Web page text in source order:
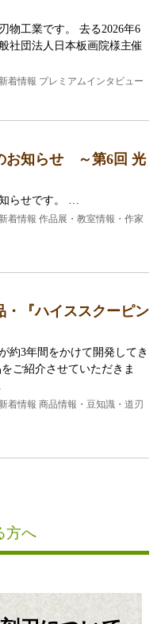
物工業です。 去る2026年6
社団法人日本板画院様主催
新着情報 プレミアムインタビュー
お知らせ ～第6回 光
らせです。 …
新着情報 作品展・教室情報・作家
・『ハイススクーピン
約3年間をかけて開発してき
ご紹介させていただきま
新着情報 商品情報・豆知識・道刃
方へ